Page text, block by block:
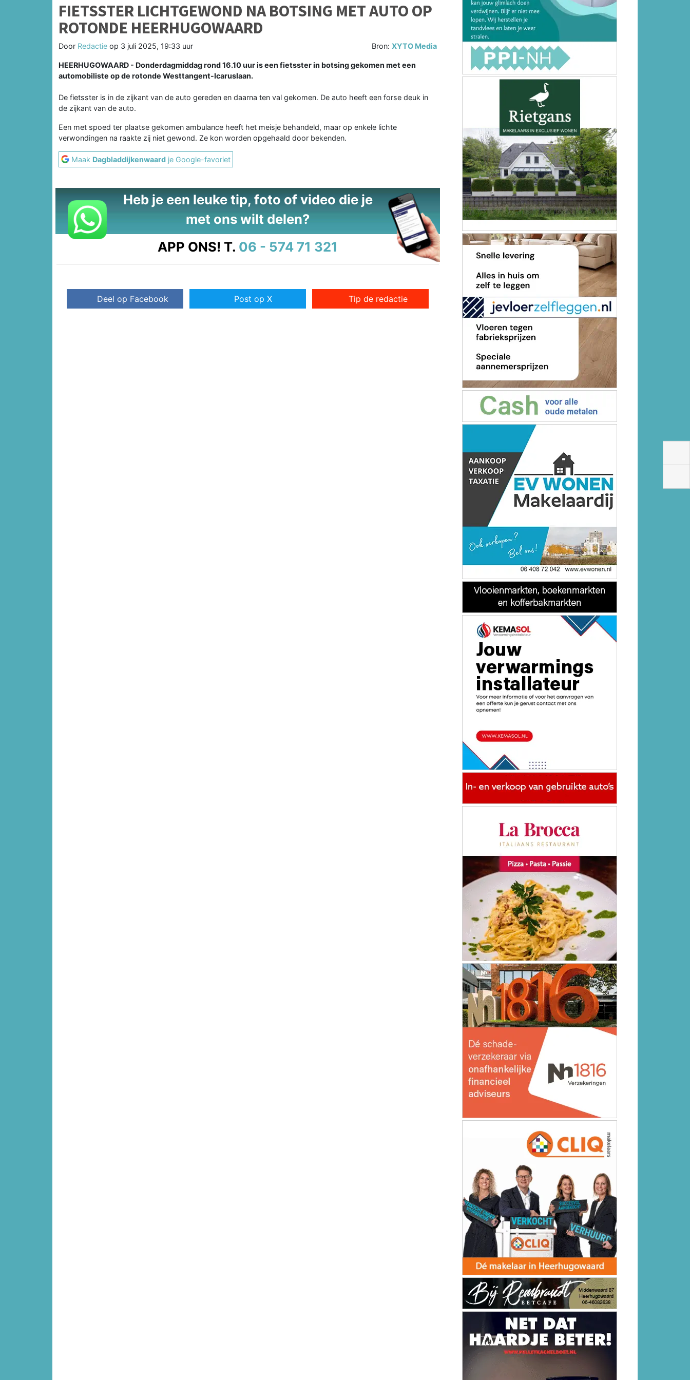
FIETSSTER LICHTGEWOND NA BOTSING MET AUTO OP
ROTONDE HEERHUGOWAARD
Door Redactie op 3 juli 2025, 19:33 uur Bron:XYTO Media
HEERHUGOWAARD - Donderdagmiddag rond 16.10 uur is een fietsster in botsing gekomen met een
automobiliste op de rotonde Westtangent-Icaruslaan.
De fietsster is in de zijkant van de auto gereden en daarna ten val gekomen. De auto heeft een forse deuk in
de zijkant van de auto.
Een met spoed ter plaatse gekomen ambulance heeft het meisje behandeld, maar op enkele lichte
verwondingen na raakte zij niet gewond. Ze kon worden opgehaald door bekenden.
Maak Dagbladdijkenwaard je Google-favoriet
Heb je een leuke tip, foto of video die je
met ons wilt delen?
APP ONS! T. 06 - 574 71 321
Deel op Facebook Post op X Tip de redactie